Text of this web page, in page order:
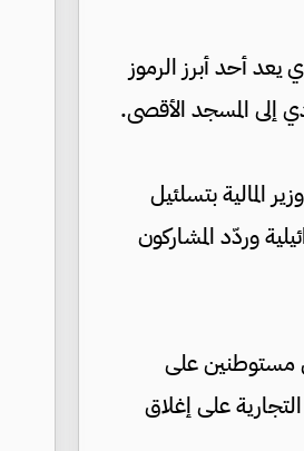
يعد أحد أبرز الرموز
إلى المسجد الأقصى.
المالية بتسلئيل
وردّد المشاركون
مستوطنين على
على إغلاق